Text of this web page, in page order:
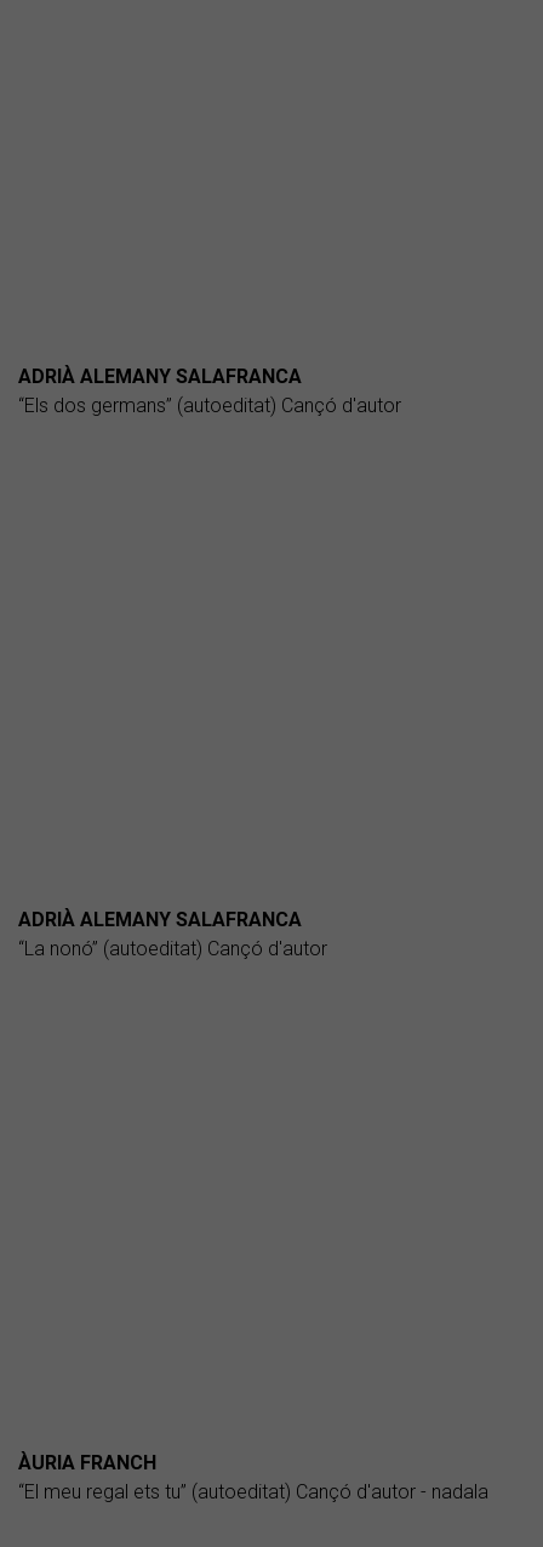
ADRIÀ ALEMANY SALAFRANCA
“Els dos germans” (autoeditat) Cançó d'autor
ADRIÀ ALEMANY SALAFRANCA
“La nonó” (autoeditat) Cançó d'autor
ÀURIA FRANCH
“El meu regal ets tu” (autoeditat) Cançó d'autor - nadala